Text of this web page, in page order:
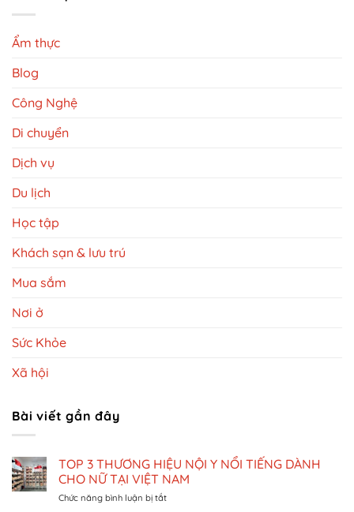
Ẩm thực
Blog
Công Nghệ
Di chuyển
Dịch vụ
Du lịch
Học tập
Khách sạn & lưu trú
Mua sắm
Nơi ở
Sức Khỏe
Xã hội
Bài viết gần đây
TOP 3 THƯƠNG HIỆU NỘI Y NỔI TIẾNG DÀNH
CHO NỮ TẠI VIỆT NAM
Chức năng bình luận bị tắtở